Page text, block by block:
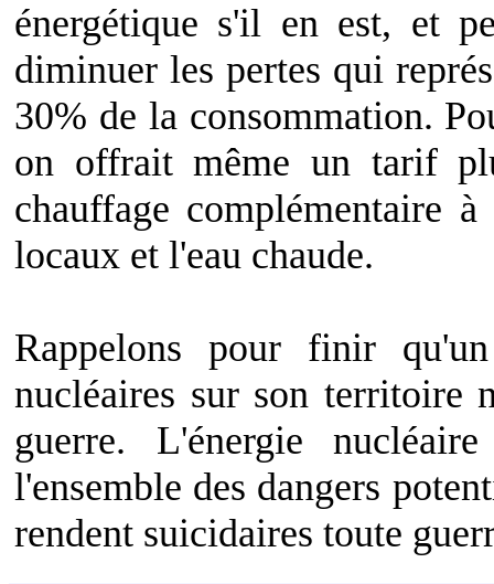
énergétique s'il en est, et
diminuer les pertes qui
30% de la consommation.
on offrait même un tarif
chauffage complémentaire
locaux et l'eau chaude.
Rappelons pour finir
nucléaires sur son territoire
guerre. L'énergie
l'ensemble des dangers
rendent suicidaires toute